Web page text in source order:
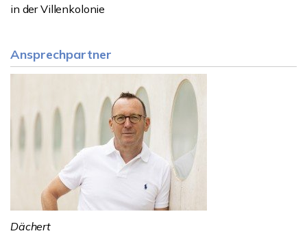
in der Villenkolonie
Ansprechpartner
Dächert